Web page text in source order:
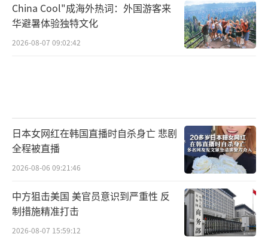
最后，美国贸易逆差持续扩大，在此背景
下，采取“对等关税”措施，可能会带来“恶
性循环”。据每经快讯，美国2月商品贸易逆差
作出回应。
国际贸易秩序碎片化的时代已经到来
目前，欧盟以及美国多个贸易伙伴均已表
示将要以报复性关税及其他反制措施回应美国
的关税政策。
China Cool"成海外热词：外国游客来
华避暑体验独特文化
2026-08-07 09:02:42
日本女网红在韩国直播时自杀身亡 悲剧
全程被直播
2026-08-06 09:21:46
中方狙击美国 美官员意识到严重性 反
制措施精准打击
2026-08-07 15:59:12